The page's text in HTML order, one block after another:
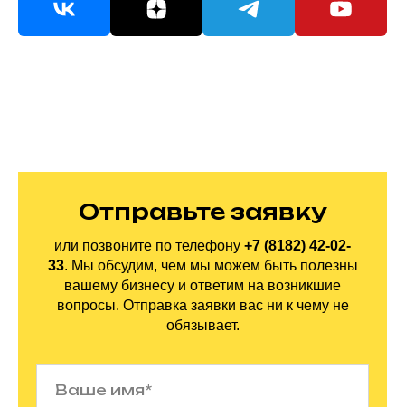
Отправьте заявку
или позвоните по телефону +7 (8182) 42-02-
33. Мы обсудим, чем мы можем быть полезны
вашему бизнесу и ответим на возникшие
вопросы. Отправка заявки вас ни к чему не
обязывает.